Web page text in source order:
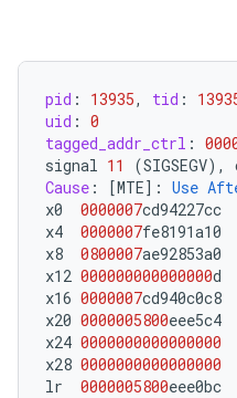
pid : 13935, tid :
uid : 0
tagged_addr_ctrl :
signal 11 (SIGSEGV),
Cause : [MTE] : Use
x0
0000007cd94227cc
x4
0000007fe8191a10
x8
0800007ae92853a0
x12 000000000000000d
x16 0000007cd940c0c8
x20 0000005800eee5c4
x24 0000000000000000
x28 0000000000000000
lr
0000005800eee0bc